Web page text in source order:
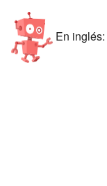
En inglés: